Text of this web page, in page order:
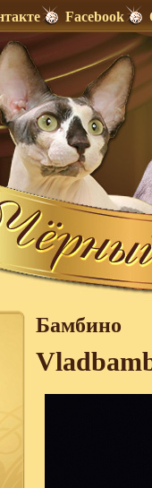
Facebook
Бамбино